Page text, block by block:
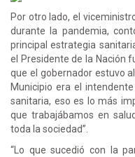
Por otro lado, el
durante la pandemia,
principal estrategia
el Presidente de la Nación
que el gobernador estuvo
Municipio era el
sanitaria, eso es lo más
que trabajábamos en
toda la sociedad”.
“Lo que sucedió con la